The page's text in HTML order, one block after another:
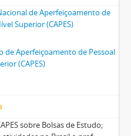
de Aperfeiçoamento de
Superior (CAPES)
de Aperfeiçoamento de Pessoal
(CAPES)
sobre Bolsas de Estudo;